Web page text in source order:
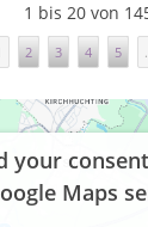
1 bis 20 von
2 3 4 5
your
Maps